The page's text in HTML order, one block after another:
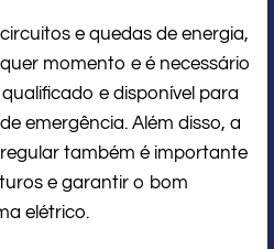
e quedas de energia,
momento e é necessário
e disponível para
emergência. Além disso, a
também é importante
e garantir o bom
elétrico.